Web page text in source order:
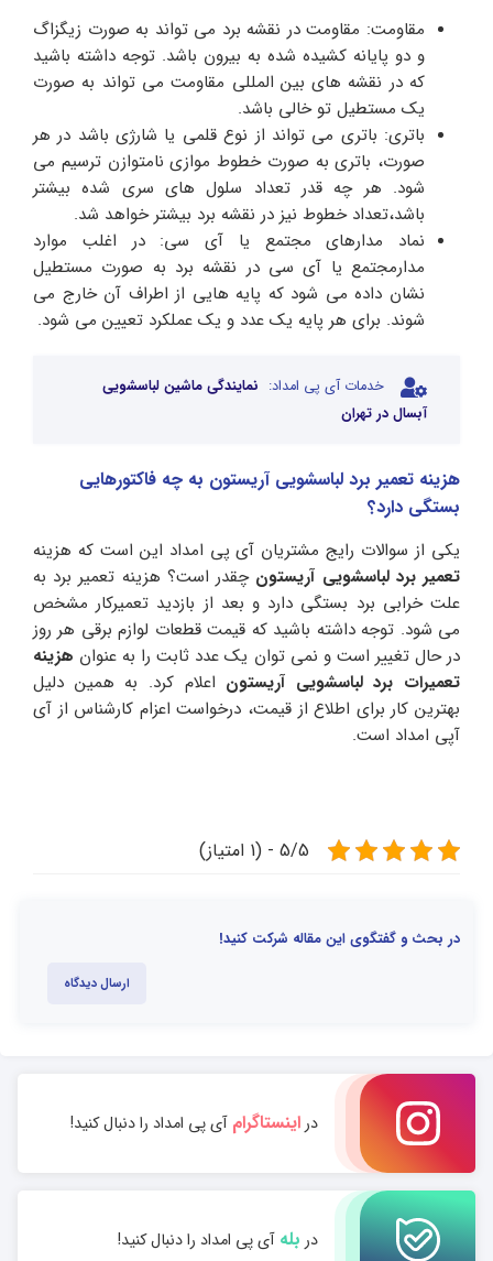
مقاومت: مقاومت در نقشه برد می تواند به صورت زیگزاگ
و دو پایانه کشیده شده به بیرون باشد. توجه داشته باشید
که در نقشه های بین المللی مقاومت می تواند به صورت
یک مستطیل تو خالی باشد.
باتری: باتری می تواند از نوع قلمی یا شارژی باشد در هر
صورت، باتری به صورت خطوط موازی نامتوازن ترسیم می
شود. هر چه قدر تعداد سلول های سری شده بیشتر
باشد،تعداد خطوط نیز در نقشه برد بیشتر خواهد شد.
نماد مدارهای مجتمع یا آی سی: در اغلب موارد
مدارمجتمع یا آی سی در نقشه برد به صورت مستطیل
نشان داده می شود که پایه هایی از اطراف آن خارج می
شوند. برای هر پایه یک عدد و یک عملکرد تعیین می شود.
خدمات آی پی امداد: نمایندگی ماشین لباسشویی
آبسال در تهران
هزینه تعمیر برد لباسشویی آریستون به چه فاکتورهایی
بستگی دارد؟
یکی از سوالات رایج مشتریان آی پی امداد این است که هزینه
تعمیر برد لباسشویی آریستون چقدر است؟ هزینه تعمیر برد به
علت خرابی برد بستگی دارد و بعد از بازدید تعمیرکار مشخص
می شود. توجه داشته باشید که قیمت قطعات لوازم برقی هر روز
در حال تغییر است و نمی توان یک عدد ثابت را به عنوان هزینه
تعمیرات برد لباسشویی آریستون اعلام کرد. به همین دلیل
بهترین کار برای اطلاع از قیمت، درخواست اعزام کارشناس از آی
آپی امداد است.
5/5 - (1 امتیاز)
در بحث و گفتگوی این مقاله شرکت کنید!
ارسال دیدگاه
دراینستاگرامآی پی امداد را دنبال کنید!
در بلهآی پی امداد را دنبال کنید!